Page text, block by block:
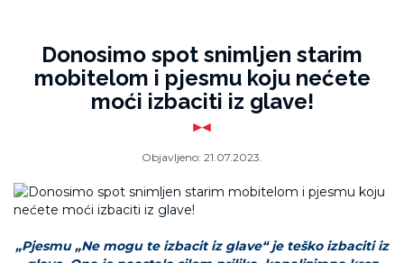
Donosimo spot snimljen starim
mobitelom i pjesmu koju nećete
moći izbaciti iz glave!
Objavljeno: 21.07.2023.
„Pjesmu „Ne mogu te izbacit iz glave“ je teško izbaciti iz